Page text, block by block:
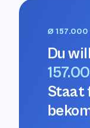
Ø 157.000
Du
Staat